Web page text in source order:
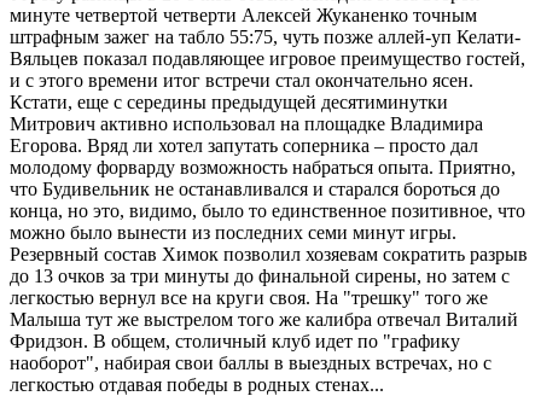
минуте четвертой четверти Алексей Жуканенко точным
штрафным зажег на табло 55:75, чуть позже аллей-уп Келати-
Вяльцев показал подавляющее игровое преимущество гостей,
и с этого времени итог встречи стал окончательно ясен.
Кстати, еще с середины предыдущей десятиминутки
Митрович активно использовал на площадке Владимира
Егорова. Вряд ли хотел запутать соперника – просто дал
молодому форварду возможность набраться опыта. Приятно,
что Будивельник не останавливался и старался бороться до
конца, но это, видимо, было то единственное позитивное, что
можно было вынести из последних семи минут игры.
Резервный состав Химок позволил хозяевам сократить разрыв
до 13 очков за три минуты до финальной сирены, но затем с
легкостью вернул все на круги своя. На "трешку" того же
Малыша тут же выстрелом того же калибра отвечал Виталий
Фридзон. В общем, столичный клуб идет по "графику
наоборот", набирая свои баллы в выездных встречах, но с
легкостью отдавая победы в родных стенах...